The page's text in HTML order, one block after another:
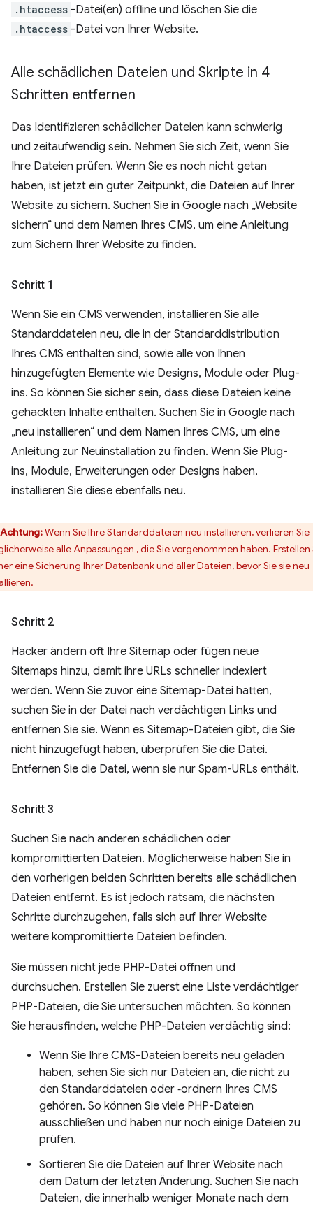
.htaccess -Datei(en) offline und löschen Sie die
.htaccess -Datei von Ihrer Website.
Alle schädlichen Dateien und Skripte in 4
Schritten entfernen
Das Identifizieren schädlicher Dateien kann schwierig
und zeitaufwendig sein. Nehmen Sie sich Zeit, wenn Sie
Ihre Dateien prüfen. Wenn Sie es noch nicht getan
haben, ist jetzt ein guter Zeitpunkt, die Dateien auf Ihrer
Website zu sichern. Suchen Sie in Google nach „Website
sichern“ und dem Namen Ihres CMS, um eine Anleitung
zum Sichern Ihrer Website zu finden.
Schritt 1
Wenn Sie ein CMS verwenden, installieren Sie alle
Standarddateien neu, die in der Standarddistribution
Ihres CMS enthalten sind, sowie alle von Ihnen
hinzugefügten Elemente wie Designs, Module oder Plug-
ins. So können Sie sicher sein, dass diese Dateien keine
gehackten Inhalte enthalten. Suchen Sie in Google nach
„neu installieren“ und dem Namen Ihres CMS, um eine
Anleitung zur Neuinstallation zu finden. Wenn Sie Plug-
ins, Module, Erweiterungen oder Designs haben,
installieren Sie diese ebenfalls neu.
Achtung:Wenn Sie Ihre Standarddateien neu installieren, verlieren Sie
alle Anpassungen , die Sie vorgenommen haben. Erstellen
eine Sicherung Ihrer Datenbank und aller Dateien, bevor Sie sie neu
Schritt 2
Hacker ändern oft Ihre Sitemap oder fügen neue
Sitemaps hinzu, damit ihre URLs schneller indexiert
werden. Wenn Sie zuvor eine Sitemap-Datei hatten,
suchen Sie in der Datei nach verdächtigen Links und
entfernen Sie sie. Wenn es Sitemap-Dateien gibt, die Sie
nicht hinzugefügt haben, überprüfen Sie die Datei.
Entfernen Sie die Datei, wenn sie nur Spam-URLs enthält.
Schritt 3
Suchen Sie nach anderen schädlichen oder
kompromittierten Dateien. Möglicherweise haben Sie in
den vorherigen beiden Schritten bereits alle schädlichen
Dateien entfernt. Es ist jedoch ratsam, die nächsten
Schritte durchzugehen, falls sich auf Ihrer Website
weitere kompromittierte Dateien befinden.
Sie müssen nicht jede PHP-Datei öffnen und
durchsuchen. Erstellen Sie zuerst eine Liste verdächtiger
PHP-Dateien, die Sie untersuchen möchten. So können
Sie herausfinden, welche PHP-Dateien verdächtig sind:
Wenn Sie Ihre CMS-Dateien bereits neu geladen
haben, sehen Sie sich nur Dateien an, die nicht zu
den Standarddateien oder ‑ordnern Ihres CMS
gehören. So können Sie viele PHP-Dateien
ausschließen und haben nur noch einige Dateien zu
prüfen.
Sortieren Sie die Dateien auf Ihrer Website nach
dem Datum der letzten Änderung. Suchen Sie nach
Dateien, die innerhalb weniger Monate nach dem